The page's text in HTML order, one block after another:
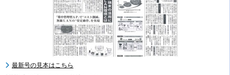
最新号の見本はこちら